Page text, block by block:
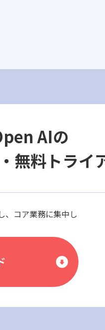
AIの
無料トライ
、コア業務に集中し